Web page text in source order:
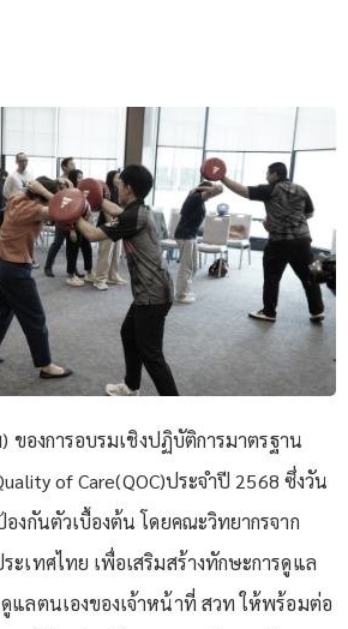
ของการอบรมเชิงปฏิบัติการมาตรฐาน
of Care(QOC)ประจำปี 2568 ซึ่งวัน
งกันตัวเบื้องต้น โดยคณะวิทยากรจาก
เทศไทย เพื่อเสริมสร้างทักษะการดูแล
แลตนเองของเจ้าหน้าที่ สวท ให้พร้อมต่อ